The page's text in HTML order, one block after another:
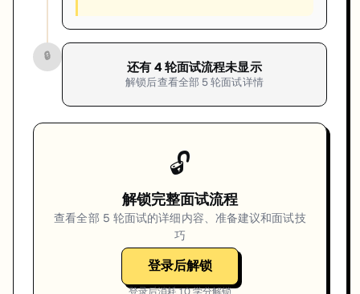
🔒
还有 4轮面试流程未显示
解锁后查看全部 5轮面试详情
🔓
解锁完整面试流程
查看全部 5 轮面试的详细内容、准备建议和面试技
巧
登录后解锁